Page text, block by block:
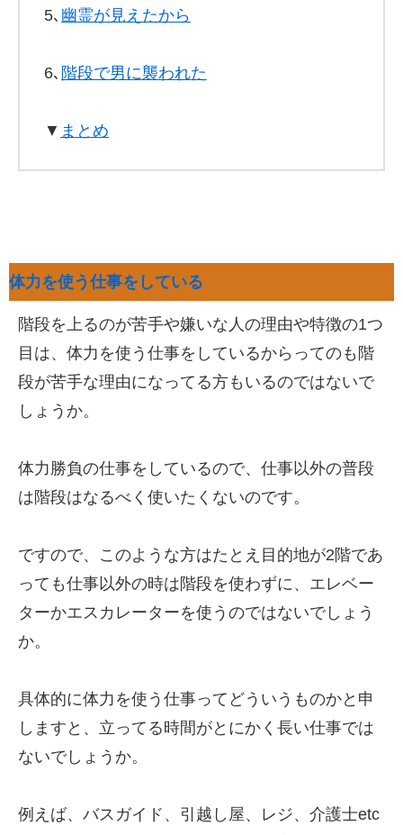
5､ 幽霊が見えたから
6､ 階段で男に襲われた
▼ まとめ
体力を使う仕事をしている
階段を上るのが苦手や嫌いな人の理由や特徴の1つ
目は、体力を使う仕事をしているからってのも階
段が苦手な理由になってる方もいるのではないで
しょうか。
体力勝負の仕事をしているので、仕事以外の普段
は階段はなるべく使いたくないのです。
ですので、このような方はたとえ目的地が2階であ
っても仕事以外の時は階段を使わずに、エレベー
ターかエスカレーターを使うのではないでしょう
か。
具体的に体力を使う仕事ってどういうものかと申
しますと、立ってる時間がとにかく長い仕事では
ないでしょうか。
例えば、バスガイド、引越し屋、レジ、介護士etc